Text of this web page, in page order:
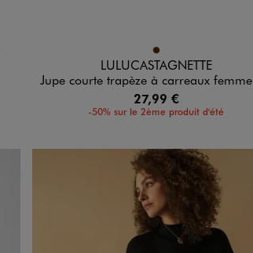
Disponible en 1 colorisMARRON
LULUCASTAGNETTE
Jupe courte trapèze à carreaux femme - LuluCastagnette
27,99 €
-50% sur le 2ème produit d'été